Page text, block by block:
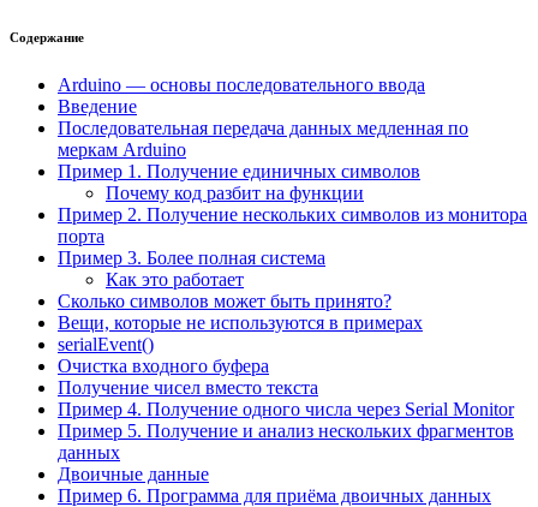
Содержание
Arduino — основы последовательного ввода
Введение
Последовательная передача данных медленная по
меркам Arduino
Пример 1. Получение единичных символов
Почему код разбит на функции
Пример 2. Получение нескольких символов из монитора
порта
Пример 3. Более полная система
Как это работает
Сколько символов может быть принято?
Вещи, которые не используются в примерах
serialEvent()
Очистка входного буфера
Получение чисел вместо текста
Пример 4. Получение одного числа через Serial Monitor
Пример 5. Получение и анализ нескольких фрагментов
данных
Двоичные данные
Пример 6. Программа для приёма двоичных данных